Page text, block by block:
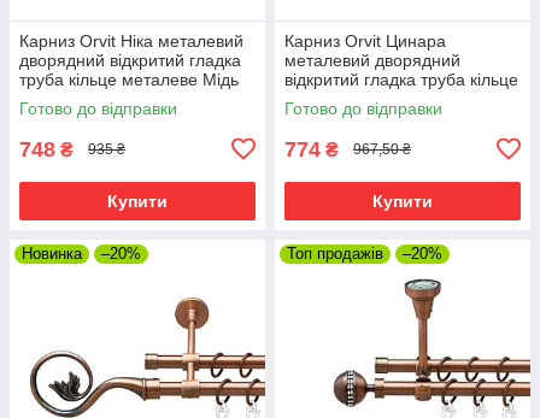
Карниз Orvit Ніка металевий
дворядний відкритий гладка
труба кільце металеве Мідь
16\16 мм 120 см (00-
00020672)
Готово до відправки
748 ₴ 935 ₴
Купити
Карниз Orvit Цинара
металевий дворядний
відкритий гладка труба кільце
металеве Мідь 16\16 мм 120
см (00-00020770)
Готово до відправки
774 ₴ 967,50 ₴
Купити
Новинка –20% Топ продажів –20%